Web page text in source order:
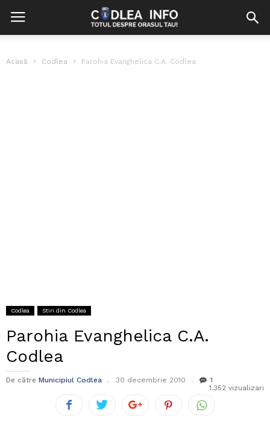
Acasă Codlea Parohia Evanghelica C.A. Codlea
Codlea Stiri din Codlea
Parohia Evanghelica C.A.
Codlea
De către Municipiul Codlea 30 decembrie 2010
1
1.352 vizualizari